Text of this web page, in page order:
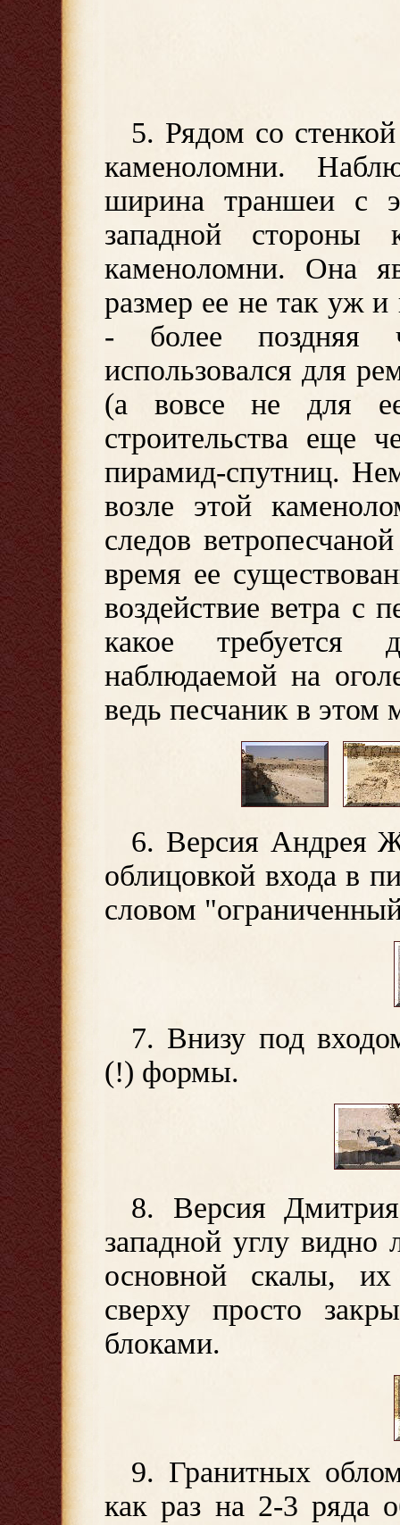
5. Рядом со
каменоломни.
ширина траншеи с
западной
каменоломни. Она
размер ее не так уж
- более поздняя
использовался для
(а вовсе не для
строительства еще
пирамид-спутниц.
возле этой
следов
время ее
воздействие ветра с
какое требуется
наблюдаемой на
ведь песчаник в
6. Версия Андрея
облицовкой входа в
словом
7. Внизу под
(!) формы.
8. Версия
западной углу
основной скалы,
сверху просто
блоками.
9. Гранитных
как раз на 2-3 ряда